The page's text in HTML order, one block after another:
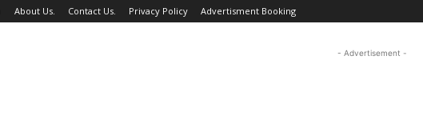
About Us. Contact Us. Privacy Policy Advertisment Booking
- Advertisement -